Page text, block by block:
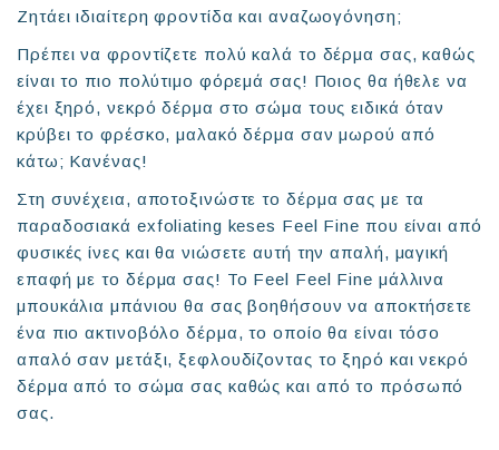
Ζητάει ιδιαίτερη φροντίδα και αναζωογόνηση;
Πρέπει να φροντίζετε πολύ καλά το δέρμα σας, καθώς
είναι το πιο πολύτιμο φόρεμά σας! Ποιος θα ήθελε να
έχει ξηρό, νεκρό δέρμα στο σώμα τους ειδικά όταν
κρύβει το φρέσκο, μαλακό δέρμα σαν μωρού από
κάτω; Κανένας!
Στη συνέχεια, αποτοξινώστε το δέρμα σας με τα
παραδοσιακά exfoliating keses Feel Fine που είναι από
φυσικές ίνες και θα νιώσετε αυτή την απαλή, μαγική
επαφή με το δέρμα σας! Το Feel Feel Fine μάλλινα
μπουκάλια μπάνιου θα σας βοηθήσουν να αποκτήσετε
ένα πιο ακτινοβόλο δέρμα, το οποίο θα είναι τόσο
απαλό σαν μετάξι, ξεφλουδίζοντας το ξηρό και νεκρό
δέρμα από το σώμα σας καθώς και από το πρόσωπό
σας.